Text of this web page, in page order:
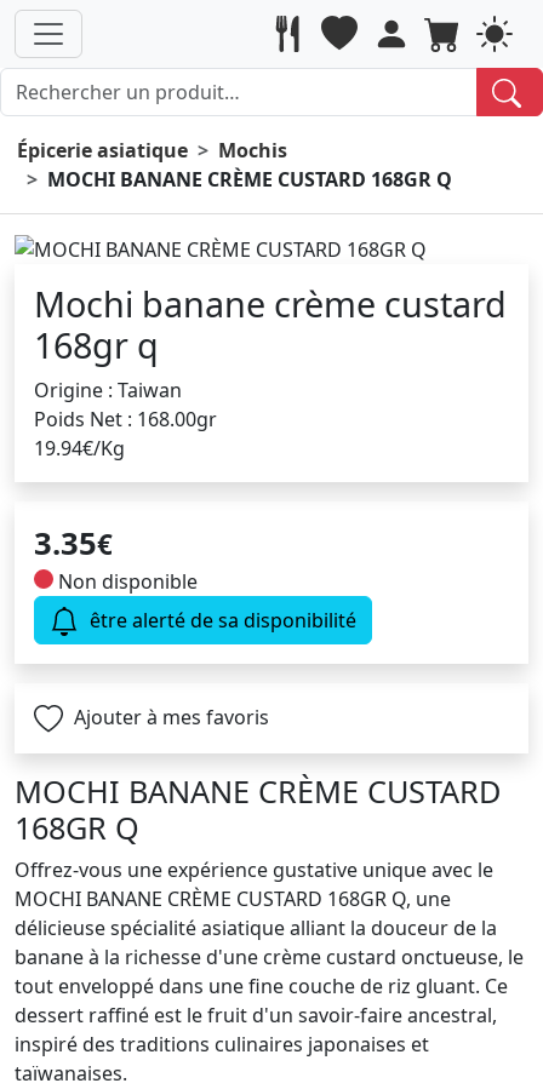
Épicerie asiatique
Mochis
MOCHI BANANE CRÈME CUSTARD 168GR Q
Mochi banane crème custard
168gr q
Origine : Taiwan
Poids Net : 168.00gr
19.94€/Kg
3.35€
Non disponible
être alerté de sa disponibilité
Ajouter à mes favoris
MOCHI BANANE CRÈME CUSTARD
168GR Q
Offrez-vous une expérience gustative unique avec le
MOCHI BANANE CRÈME CUSTARD 168GR Q, une
délicieuse spécialité asiatique alliant la douceur de la
banane à la richesse d'une crème custard onctueuse, le
tout enveloppé dans une fine couche de riz gluant. Ce
dessert raffiné est le fruit d'un savoir-faire ancestral,
inspiré des traditions culinaires japonaises et
taïwanaises.